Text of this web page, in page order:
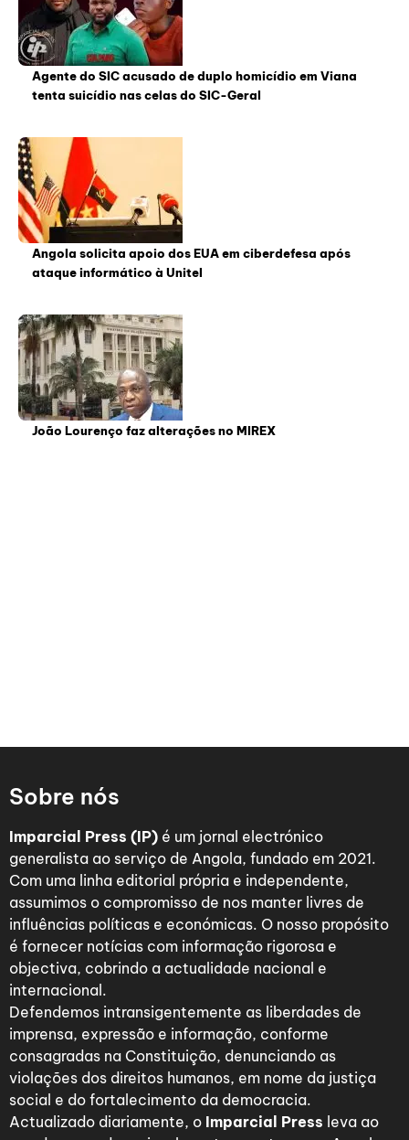
Agente do SIC acusado de duplo homicídio em Viana
tenta suicídio nas celas do SIC-Geral
Angola solicita apoio dos EUA em ciberdefesa após
ataque informático à Unitel
João Lourenço faz alterações no MIREX
Sobre nós
Imparcial Press (IP) é um jornal electrónico
generalista ao serviço de Angola, fundado em 2021.
Com uma linha editorial própria e independente,
assumimos o compromisso de nos manter livres de
influências políticas e económicas. O nosso propósito
é fornecer notícias com informação rigorosa e
objectiva, cobrindo a actualidade nacional e
internacional.
Defendemos intransigentemente as liberdades de
imprensa, expressão e informação, conforme
consagradas na Constituição, denunciando as
violações dos direitos humanos, em nome da justiça
social e do fortalecimento da democracia.
Actualizado diariamente, o Imparcial Press leva ao